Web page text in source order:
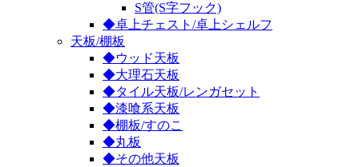
S管(S字フック)
◆卓上チェスト/卓上シェルフ
天板/棚板
◆ウッド天板
◆大理石天板
◆タイル天板/レンガセット
◆漆喰系天板
◆棚板/すのこ
◆丸板
◆その他天板